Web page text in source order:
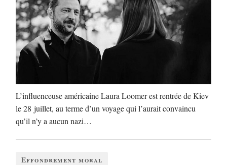
L’influenceuse américaine Laura Loomer est rentrée de Kiev
le 28 juillet, au terme d’un voyage qui l’aurait convaincu
qu’il n’y a aucun nazi…
Effondrement moral